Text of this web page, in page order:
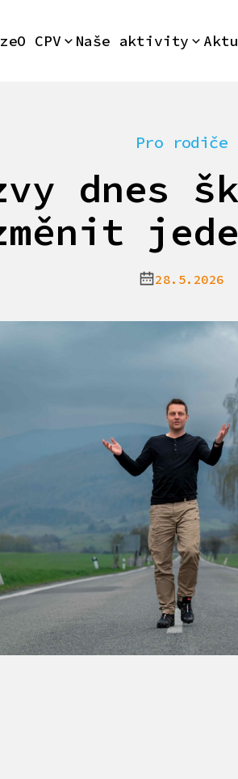
O CPV Naše aktivity
Pro rodiče
dnes
28.5.2026